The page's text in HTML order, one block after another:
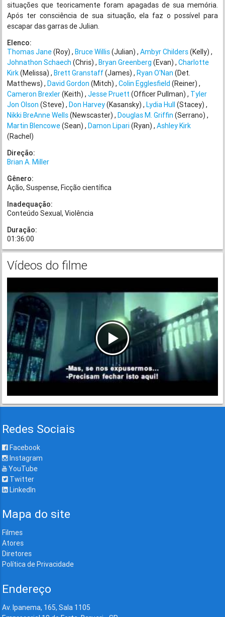
situações que teoricamente foram apagadas de sua memória.
Após ter consciência de sua situação, ela faz o possível para
escapar das garras de Julian.
Elenco:
Thomas Jane(Roy) Bruce Willis(Julian) Ambyr Childers(Kelly)
Johnathon Schaech (Chris) Bryan Greenberg (Evan) Charlotte
Kirk(Melissa) Brett Granstaff(James) Ryan O'Nan (Det.
Matthews) David Gordon (Mitch) Colin Egglesfield (Reiner)
Cameron Brexler(Keith) Jesse Pruett (Officer Pullman) Tyler
Jon Olson (Steve) Don Harvey(Kasansky) Lydia Hull (Stacey)
Nikki BreAnne Wells(Newscaster) Douglas M. Griffin (Serrano)
Martin Blencowe(Sean) Damon Lipari (Ryan) Ashley Kirk
(Rachel)
Direção:
Brian A. Miller
Gênero:
Ação Suspense Ficção científica
Inadequação:
Conteúdo Sexual Violência
Duração:
01:36:00
Vídeos do filme
Redes Sociais
Facebook
Instagram
YouTube
Twitter
LinkedIn
Mapa do site
Filmes
Atores
Diretores
Política de Privacidade
Endereço
Av. Ipanema, 165, Sala 1105